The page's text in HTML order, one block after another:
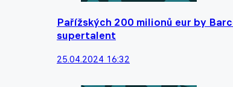
Pařížských 200 milionů eur by
supertalent
25.04.2024 16:32